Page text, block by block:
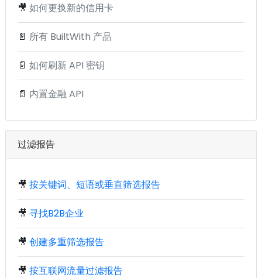
🎥 如何更换新的信用卡
📄 所有 BuiltWith 产品
📄 如何刷新 API 密钥
📄 内置金融 API
过滤报告
🎥 按关键词、短语或垂直筛选报告
🎥 寻找B2B企业
🎥 创建多重筛选报告
🎥 按互联网流量过滤报告